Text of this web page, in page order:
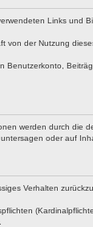
Links und
von der Nutzung
Benutzerkonto,
werden durch die
oder auf
Verhalten